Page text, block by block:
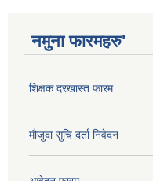
नमुना फारमहरु'
शिक्षक दरखास्त फारम
मौजुदा सुचि दर्ता निवेदन